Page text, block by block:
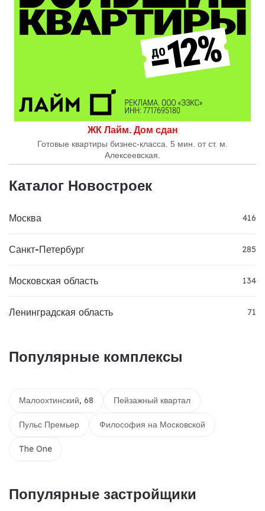
ЖК Лайм. Дом сдан
Готовые квартиры бизнес-класса. 5 мин. от ст. м.
Алексеевская.
Каталог Новостроек
Москва 416
Санкт-Петербург 285
Московская область 134
Ленинградская область 71
Популярные комплексы
Малоохтинский, 68 Пейзажный квартал
Пульс Премьер Философия на Московской
The One
Популярные застройщики